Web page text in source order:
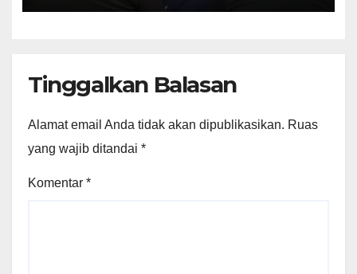
Lingkungan Hidup
Tinggalkan Balasan
Alamat email Anda tidak akan dipublikasikan. Ruas
yang wajib ditandai *
Komentar *